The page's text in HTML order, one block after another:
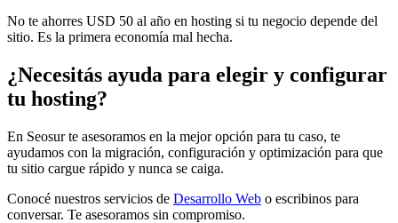
No te ahorres USD 50 al año en hosting si tu negocio depende del
sitio. Es la primera economía mal hecha.
¿Necesitás ayuda para elegir y configurar
tu hosting?
En Seosur te asesoramos en la mejor opción para tu caso, te
ayudamos con la migración, configuración y optimización para que
tu sitio cargue rápido y nunca se caiga.
Conocé nuestros servicios de Desarrollo Web o escribinos para
conversar. Te asesoramos sin compromiso.